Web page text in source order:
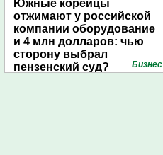
Южные корейцы
отжимают у российской
компании оборудование
и 4 млн долларов: чью
сторону выбрал
пензенский суд?
Бизнес